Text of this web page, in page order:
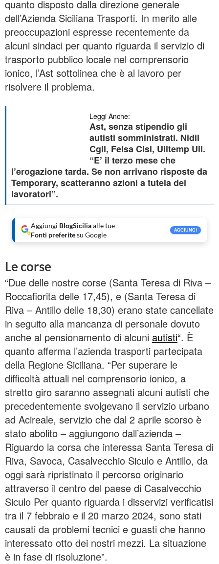
quanto disposto dalla direzione generale
dell’Azienda Siciliana Trasporti. In merito alle
preoccupazioni espresse recentemente da
alcuni sindaci per quanto riguarda il servizio di
trasporto pubblico locale nel comprensorio
ionico, l’Ast sottolinea che è al lavoro per
risolvere il problema.
Leggi Anche:
Ast, senza stipendio gli
autisti somministrati. Nidil
Cgil, Felsa Cisl, Uiltemp Uil.
“E’ il terzo mese che
l’erogazione tarda. Se non arrivano risposte da
Temporary, scatteranno azioni a tutela dei
lavoratori”.
Aggiungi BlogSiciliaalle tue
Fonti preferitesu Google
AGGIUNGI
Le corse
“Due delle nostre corse (Santa Teresa di Riva –
Roccafiorita delle 17,45), e (Santa Teresa di
Riva – Antillo delle 18,30) erano state cancellate
in seguito alla mancanza di personale dovuto
anche al pensionamento di alcuni autisti“. È
quanto afferma l’azienda trasporti partecipata
della Regione Siciliana. “Per superare le
difficoltà attuali nel comprensorio ionico, a
stretto giro saranno assegnati alcuni autisti che
precedentemente svolgevano il servizio urbano
ad Acireale, servizio che dal 2 aprile scorso è
stato abolito – aggiungono dall’azienda –
Riguardo la corsa che interessa Santa Teresa di
Riva, Savoca, Casalvecchio Siculo e Antillo, da
oggi sarà ripristinato il percorso originario
attraverso il centro del paese di Casalvecchio
Siculo Per quanto riguarda i disservizi verificatisi
tra il 7 febbraio e il 20 marzo 2024, sono stati
causati da problemi tecnici e guasti che hanno
interessato otto dei nostri mezzi. La situazione
è in fase di risoluzione”.